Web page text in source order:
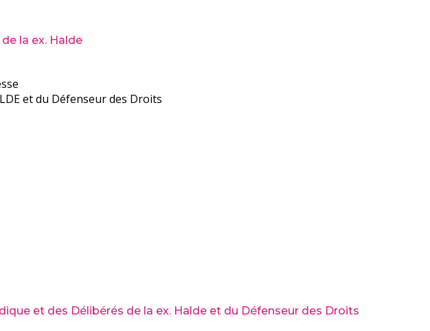
la ex. Halde
et du Défenseur des Droits
et des Délibérés de la ex. Halde et du Défenseur des Droits